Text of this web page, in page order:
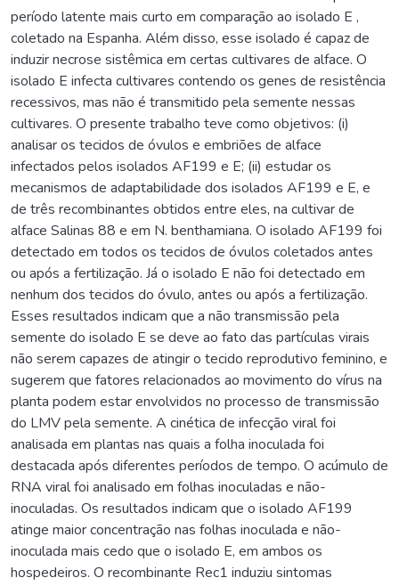
período latente mais curto em comparação ao isolado E ,
coletado na Espanha. Além disso, esse isolado é capaz de
induzir necrose sistêmica em certas cultivares de alface. O
isolado E infecta cultivares contendo os genes de resistência
recessivos, mas não é transmitido pela semente nessas
cultivares. O presente trabalho teve como objetivos: (i)
analisar os tecidos de óvulos e embriões de alface
infectados pelos isolados AF199 e E; (ii) estudar os
mecanismos de adaptabilidade dos isolados AF199 e E, e
de três recombinantes obtidos entre eles, na cultivar de
alface Salinas 88 e em N. benthamiana. O isolado AF199 foi
detectado em todos os tecidos de óvulos coletados antes
ou após a fertilização. Já o isolado E não foi detectado em
nenhum dos tecidos do óvulo, antes ou após a fertilização.
Esses resultados indicam que a não transmissão pela
semente do isolado E se deve ao fato das partículas virais
não serem capazes de atingir o tecido reprodutivo feminino, e
sugerem que fatores relacionados ao movimento do vírus na
planta podem estar envolvidos no processo de transmissão
do LMV pela semente. A cinética de infecção viral foi
analisada em plantas nas quais a folha inoculada foi
destacada após diferentes períodos de tempo. O acúmulo de
RNA viral foi analisado em folhas inoculadas e não-
inoculadas. Os resultados indicam que o isolado AF199
atinge maior concentração nas folhas inoculada e não-
inoculada mais cedo que o isolado E, em ambos os
hospedeiros. O recombinante Rec1 induziu sintomas